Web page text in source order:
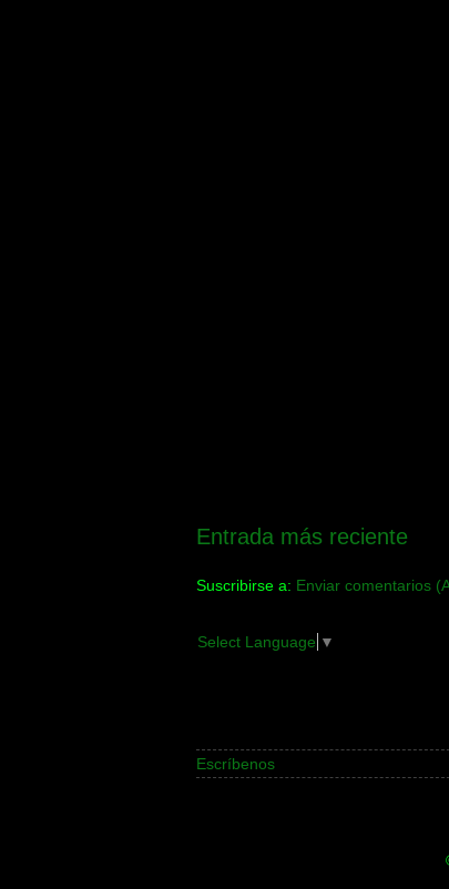
Entrada más reciente
Suscribirse a: Enviar comentarios
Select Language ▼
Escríbenos